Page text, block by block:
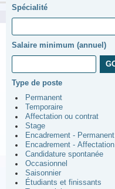
Spécialité
Salaire minimum (annuel)
Type de poste
Permanent
Temporaire
Affectation ou contrat
Stage
Encadrement - Permanent
Encadrement - Affectation
Candidature spontanée
Occasionnel
Saisonnier
Étudiants et finissants